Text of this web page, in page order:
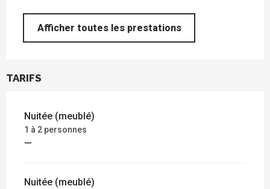
Afficher toutes les prestations
TARIFS
Nuitée (meublé)
1 à 2 personnes
—
Nuitée (meublé)